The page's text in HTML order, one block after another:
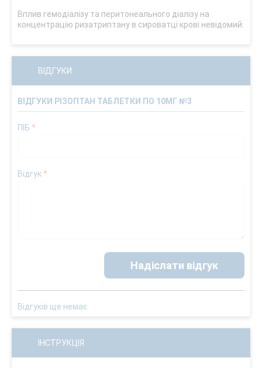
Вплив гемодіалізу та перитонеального діалізу на
концентрацію ризатриптану в сироватці крові невідомий.
ВІДГУКИ
ВІДГУКИ РІЗОПТАН ТАБЛЕТКИ ПО 10МГ №3
ПІБ *
Відгук*
Надіслати відгук
Відгуків ще немає
ІНСТРУКЦІЯ